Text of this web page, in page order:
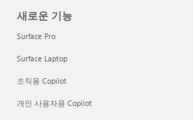
새로운 기능
Surface Pro
Surface Laptop
조직용 Copilot
개인 사용자용 Copilot